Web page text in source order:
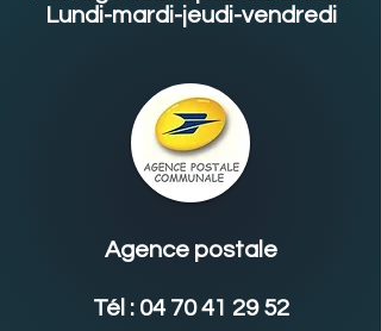
Lundi-mardi-jeudi-vendredi
Agence postale
Tél : 04 70 41 29 52